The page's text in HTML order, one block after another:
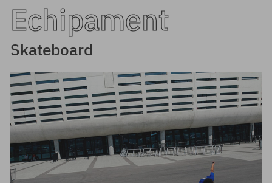
Echipament
Skateboard